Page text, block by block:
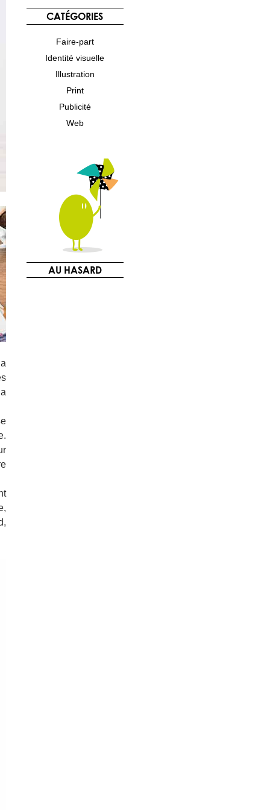
r
CATÉGORIES
Faire-part
Identité visuelle
Illustration
Print
Publicité
Web
AU HASARD